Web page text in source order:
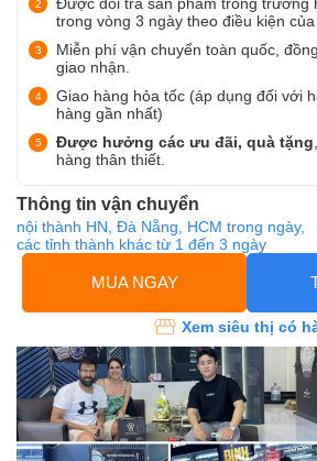
trong vòng 3 ngày theo điều kiện của
Miễn phí vận chuyển toàn quốc,
giao nhận.
Giao hàng hỏa tốc (áp dụng đối với
hàng gần nhất)
Được hưởng các ưu đãi, quà tặng
hàng thân thiết.
Thông tin vận chuyển
nội thành HN, Đà Nẵng, HCM trong ngày,
các tỉnh thành khác từ 1 đến 3 ngày
MUA NGAY
Xem siêu thị có